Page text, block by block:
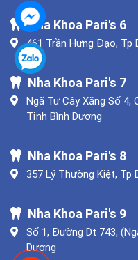
Nha Khoa Pari's 6
461 Trần Hưng Đạo, Tp
Nha Khoa Pari's 7
Ngã Tư Cây Xăng Số 4,
Tỉnh Bình Dương
Nha Khoa Pari's 8
357 Lý Thường Kiệt, Tp
Nha Khoa Pari's 9
Số 1, Đường Dt 743,
Dương